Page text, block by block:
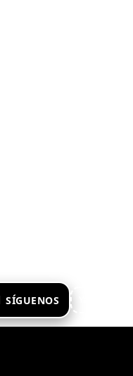
SÍGUENOS